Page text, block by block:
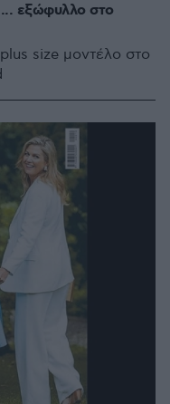
εξώφυλλο στο
size μοντέλο στο